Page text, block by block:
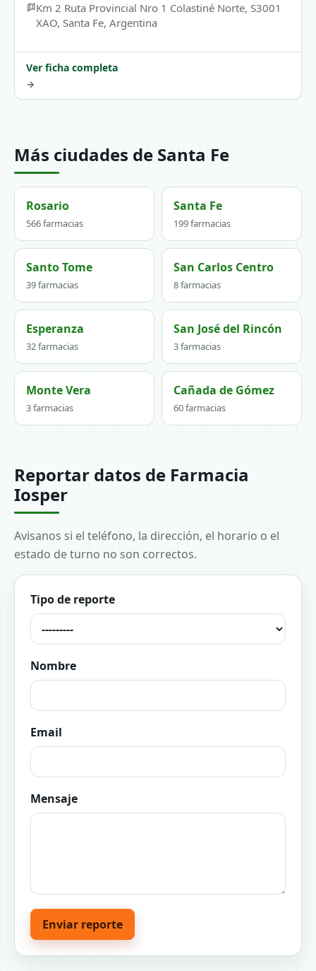
Km 2 Ruta Provincial Nro 1 Colastiné Norte, S3001
XAO, Santa Fe, Argentina
Ver ficha completa
→
Más ciudades de Santa Fe
Rosario
566 farmacias
Santa Fe
199 farmacias
Santo Tome
39 farmacias
San Carlos Centro
8 farmacias
Esperanza
32 farmacias
San José del Rincón
3 farmacias
Monte Vera
3 farmacias
Cañada de Gómez
60 farmacias
Reportar datos de Farmacia
Iosper
Avisanos si el teléfono, la dirección, el horario o el
estado de turno no son correctos.
Tipo de reporte
Nombre
Email
Mensaje
Enviar reporte